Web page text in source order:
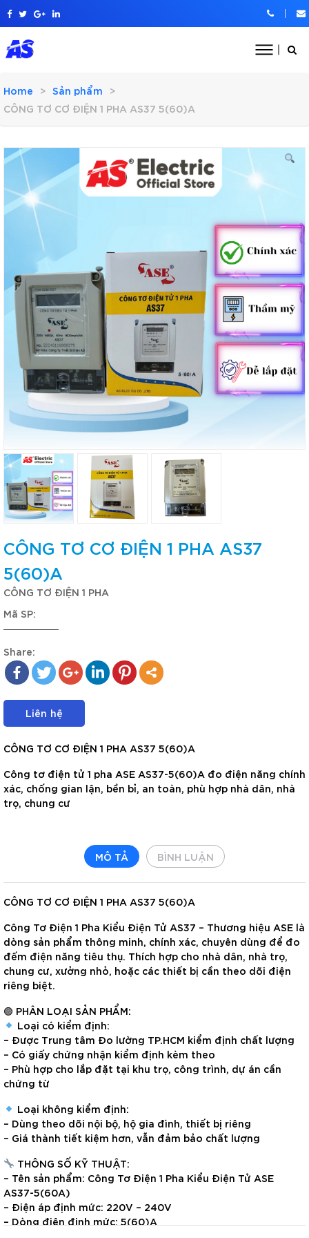
Home
Sản phẩm
CÔNG TƠ CƠ ĐIỆN 1 PHA AS37 5(60)A
CÔNG TƠ CƠ ĐIỆN 1 PHA AS37
5(60)A
CÔNG TƠ ĐIỆN 1 PHA
Mã SP:
Share:
Liên hệ
CÔNG TƠ CƠ ĐIỆN 1 PHA AS37 5(60)A
Công tơ điện tử 1 pha ASE AS37-5(60)A đo điện năng chính
xác, chống gian lận, bền bỉ, an toàn, phù hợp nhà dân, nhà
trọ, chung cư
MÔ TẢ BÌNH LUẬN
CÔNG TƠ CƠ ĐIỆN 1 PHA AS37 5(60)A
Công Tơ Điện 1 Pha Kiểu Điện Tử AS37 – Thương hiệu ASE là
dòng sản phẩm thông minh, chính xác, chuyên dùng để đo
đếm điện năng tiêu thụ. Thích hợp cho nhà dân, nhà trọ,
chung cư, xưởng nhỏ, hoặc các thiết bị cần theo dõi điện
riêng biệt.
🟢 PHÂN LOẠI SẢN PHẨM:
Loại có kiểm định:
– Được Trung tâm Đo lường TP.HCM kiểm định chất lượng
– Có giấy chứng nhận kiểm định kèm theo
– Phù hợp cho lắp đặt tại khu trọ, công trình, dự án cần
chứng từ
Loại không kiểm định:
– Dùng theo dõi nội bộ, hộ gia đình, thiết bị riêng
– Giá thành tiết kiệm hơn, vẫn đảm bảo chất lượng
THÔNG SỐ KỸ THUẬT:
– Tên sản phẩm: Công Tơ Điện 1 Pha Kiểu Điện Tử ASE
AS37-5(60A)
– Điện áp định mức: 220V – 240V
– Dòng điện định mức: 5(60)A